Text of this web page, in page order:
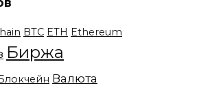
BTC ETH Ethereum
Биржа
Блокчейн Валюта